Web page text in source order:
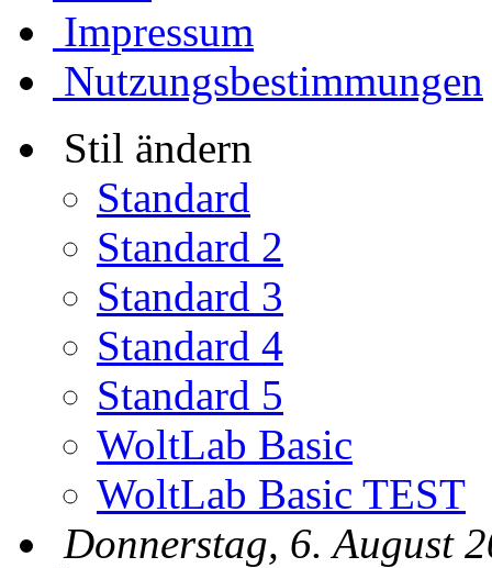
Impressum
Nutzungsbestimmungen
Stil ändern
Standard
Standard 2
Standard 3
Standard 4
Standard 5
WoltLab Basic
WoltLab Basic TEST
Donnerstag, 6. August